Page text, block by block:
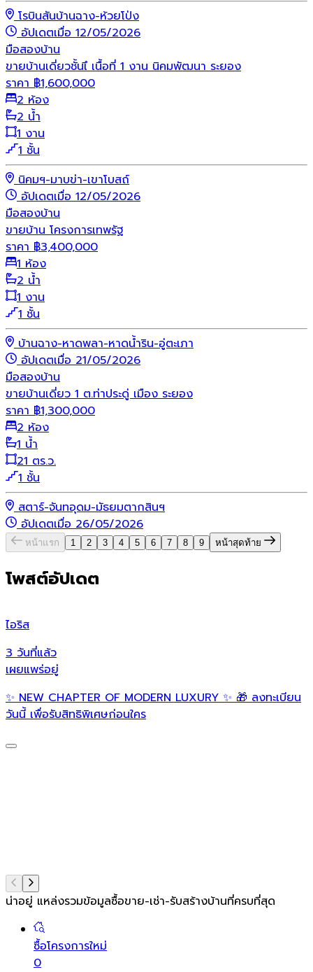
โรบินสันบ้านฉาง-ห้วยโป่ง
อัปเดตเมื่อ 12/05/2026
มือสองบ้าน
ขายบ้านเดี่ยวชั้นเึ เนื้อที่ 1 งาน นิคมพัฒนา ระยอง
ราคา ฿1,600,000
2 ห้อง
2 น้ำ
1 งาน
1 ชั้น
นิคมฯ-มาบข่า-เขาโบสถ์
อัปเดตเมื่อ 12/05/2026
มือสองบ้าน
ขายบ้าน โครงการเทพรัฐ
ราคา ฿3,400,000
1 ห้อง
2 น้ำ
1 งาน
1 ชั้น
บ้านฉาง-หาดพลา-หาดน้ำริน-อู่ตะเภา
อัปเดตเมื่อ 21/05/2026
มือสองบ้าน
ขายบ้านเดี่ยว 1 ต.ท่าประดู่ เมือง ระยอง
ราคา ฿1,300,000
2 ห้อง
1 น้ำ
21 ตร.ว.
1 ชั้น
สตาร์-จันทอุดม-มัธยมตากสินฯ
อัปเดตเมื่อ 26/05/2026
หน้าแรก 1 2 3 4 5 6 7 8 9 หน้าสุดท้าย
โพสต์อัปเดต
ไอริส
3 วันที่แล้ว
เผยแพร่อยู่
✨ NEW CHAPTER OF MODERN LUXURY ✨ 🎁 ลงทะเบียน
วันนี้ เพื่อรับสิทธิพิเศษก่อนใคร
น่าอยู่ แหล่งรวมข้อมูลซื้อขาย-เช่า-รับสร้างบ้านที่ครบที่สุด
ซื้อโครงการใหม่
0